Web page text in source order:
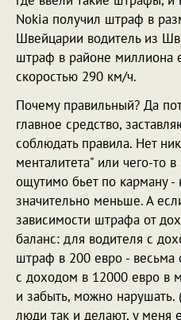
Nokia получил штраф в
Швейцарии водитель из
штраф в районе миллиона
скоростью 290 км/ч.
Почему правильный? Да
главное средство,
соблюдать правила. Нет
менталитета" или чего-то
ощутимо бьет по карману -
значительно меньше. А
зависимости штрафа от
баланс: для водителя с
штраф в 200 евро -
с доходом в 12000 евро в
и забыть, можно
люди так и делают, у меня